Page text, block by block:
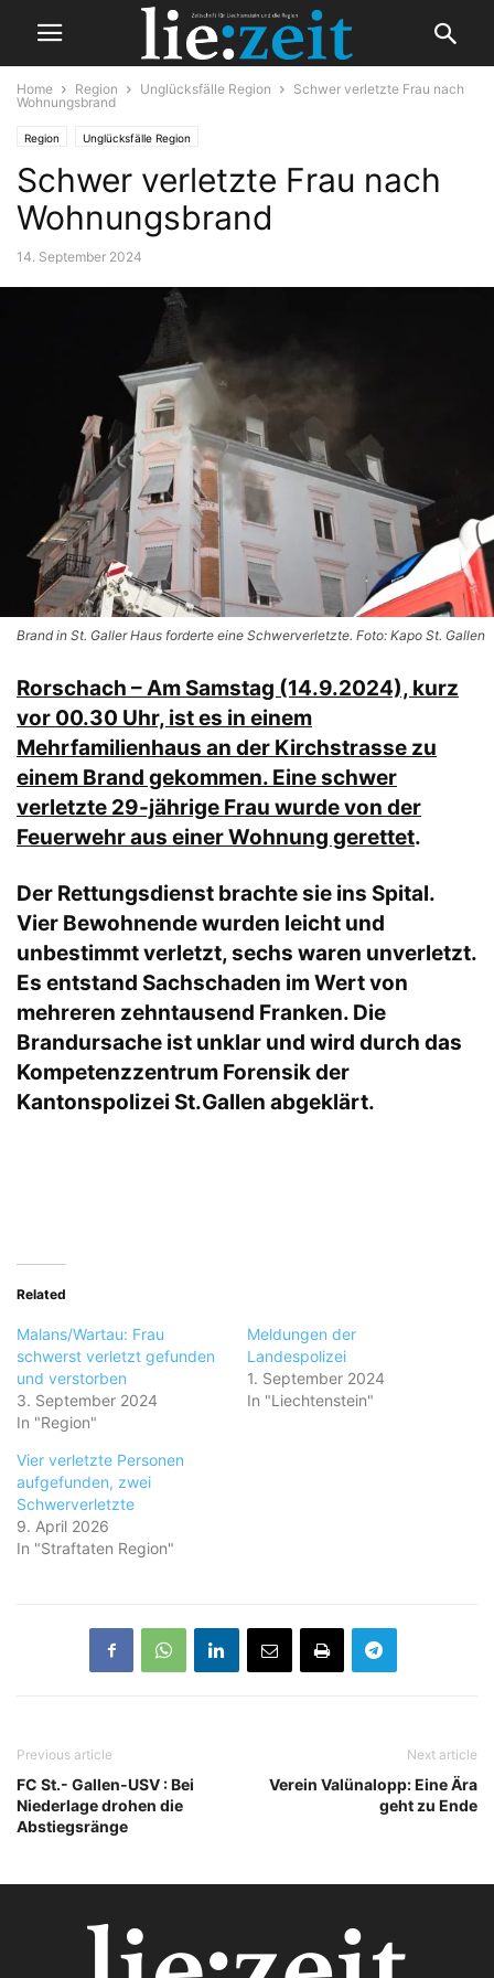
Home Region Unglücksfälle Region
Schwer verletzte Frau nach
Wohnungsbrand
Region Unglücksfälle Region
Schwer verletzte Frau nach
Wohnungsbrand
14. September 2024
Brand in St. Galler Haus forderte eine Schwerverletzte. Foto: Kapo St. Gallen
Rorschach – Am Samstag (14.9.2024), kurz
vor 00.30 Uhr, ist es in einem
Mehrfamilienhaus an der Kirchstrasse zu
einem Brand gekommen. Eine schwer
verletzte 29-jährige Frau wurde von der
Feuerwehr aus einer Wohnung gerettet.
Der Rettungsdienst brachte sie ins Spital.
Vier Bewohnende wurden leicht und
unbestimmt verletzt, sechs waren unverletzt.
Es entstand Sachschaden im Wert von
mehreren zehntausend Franken. Die
Brandursache ist unklar und wird durch das
Kompetenzzentrum Forensik der
Kantonspolizei St.Gallen abgeklärt.
Related
Malans/Wartau: Frau
schwerst verletzt gefunden
und verstorben
3. September 2024
In "Region"
Meldungen der
Landespolizei
1. September 2024
In "Liechtenstein"
Vier verletzte Personen
aufgefunden, zwei
Schwerverletzte
9. April 2026
In "Straftaten Region"
Previous article
FC St.- Gallen-USV : Bei
Niederlage drohen die
Abstiegsränge
Next article
Verein Valünalopp: Eine Ära
geht zu Ende